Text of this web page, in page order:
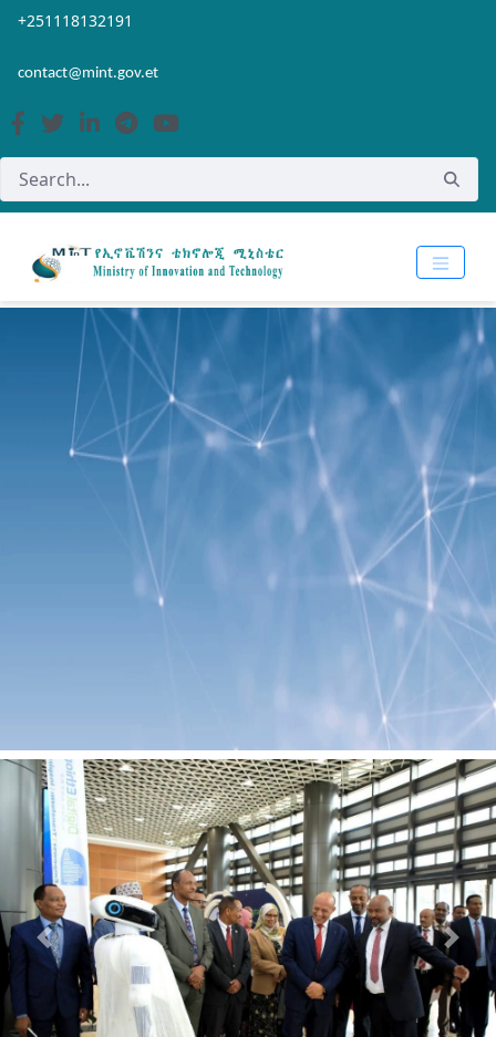
Skip to Main Content
Open Accessibility Menu
+251118132191
contact@mint.gov.et
Previous Next